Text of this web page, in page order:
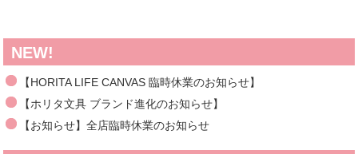
NEW!
【HORITA LIFE CANVAS 臨時休業のお知らせ】
【ホリタ文具 ブランド進化のお知らせ】
【お知らせ】全店臨時休業のお知らせ